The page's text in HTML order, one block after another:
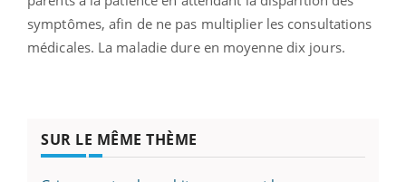
symptômes, afin de ne pas multiplier les consultations
médicales. La maladie dure en moyenne dix jours.
SUR LE MÊME THÈME